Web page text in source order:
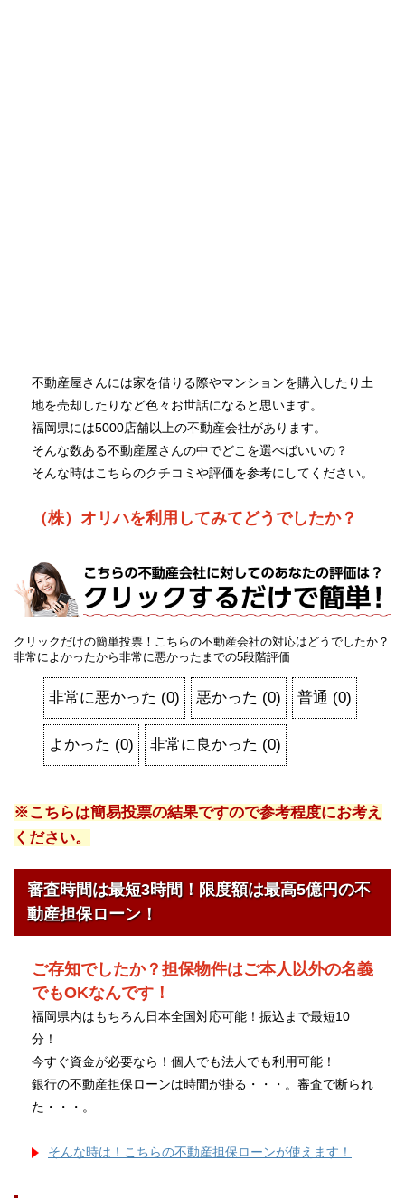
不動産屋さんには家を借りる際やマンションを購入したり土
地を売却したりなど色々お世話になると思います。
福岡県には5000店舗以上の不動産会社があります。
そんな数ある不動産屋さんの中でどこを選べばいいの？
そんな時はこちらのクチコミや評価を参考にしてください。
（株）オリハを利用してみてどうでしたか？
クリックだけの簡単投票！こちらの不動産会社の対応はどうでしたか？
非常によかったから非常に悪かったまでの5段階評価
非常に悪かった (0) 悪かった (0) 普通 (0)
よかった (0) 非常に良かった (0)
※こちらは簡易投票の結果ですので参考程度にお考え
ください。
審査時間は最短3時間！限度額は最高5億円の不
動産担保ローン！
ご存知でしたか？担保物件はご本人以外の名義
でもOKなんです！
福岡県内はもちろん日本全国対応可能！振込まで最短10
分！
今すぐ資金が必要なら！個人でも法人でも利用可能！
銀行の不動産担保ローンは時間が掛る・・・。審査で断られ
た・・・。
そんな時は！こちらの不動産担保ローンが使えます！